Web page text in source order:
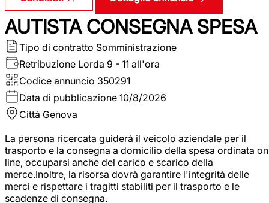
AUTISTA CONSEGNA SPESA
Tipo di contratto Somministrazione
Retribuzione Lorda 9 - 11 all'ora
Codice annuncio 350291
Data di pubblicazione 10/8/2026
Città Genova
La persona ricercata guiderà il veicolo aziendale per il
trasporto e la consegna a domicilio della spesa ordinata on
line, occuparsi anche del carico e scarico della
merce.Inoltre, la risorsa dovrà garantire l'integrità delle
merci e rispettare i tragitti stabiliti per il trasporto e le
scadenze di consegna.